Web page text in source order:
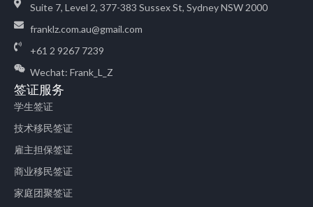
Suite 7, Level 2, 377-383 Sussex St, Sydney NSW 2000
franklz.com.au@gmail.com
+61 2 9267 7239
Wechat: Frank_L_Z
签证服务
学生签证
技术移民签证
雇主担保签证
商业移民签证
家庭团聚签证